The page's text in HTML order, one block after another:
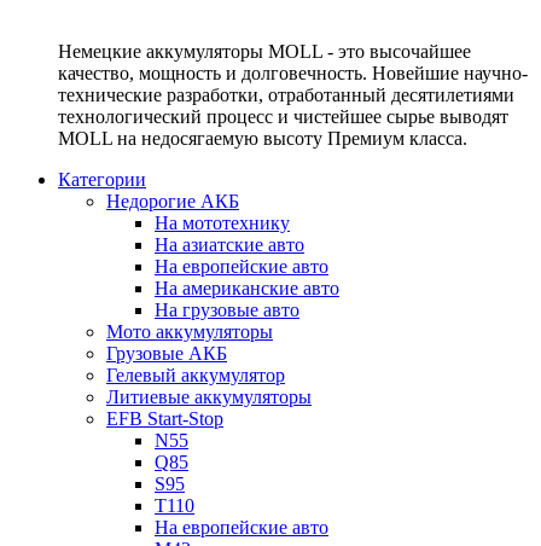
Немецкие аккумуляторы MOLL - это высочайшее
качество, мощность и долговечность. Новейшие научно-
технические разработки, отработанный десятилетиями
технологический процесс и чистейшее сырье выводят
MOLL на недосягаемую высоту Премиум класса.
Категории
Недорогие АКБ
На мототехнику
На азиатские авто
На европейские авто
На американские авто
На грузовые авто
Мото аккумуляторы
Грузовые АКБ
Гелевый аккумулятор
Литиевые аккумуляторы
EFB Start-Stop
N55
Q85
S95
T110
На европейские авто